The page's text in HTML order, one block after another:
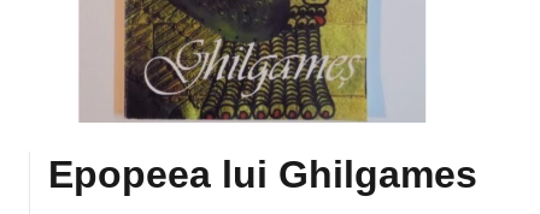
Epopeea lui Ghilgames